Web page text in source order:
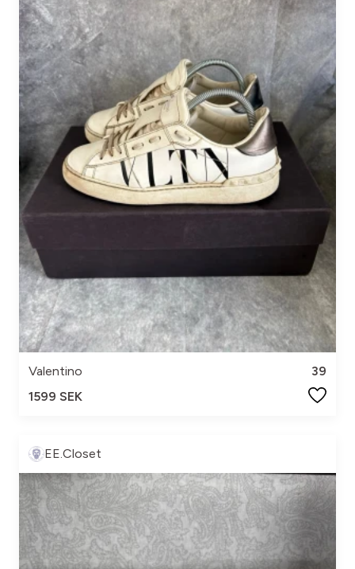
Valentino
39
1599 SEK
EE.Closet